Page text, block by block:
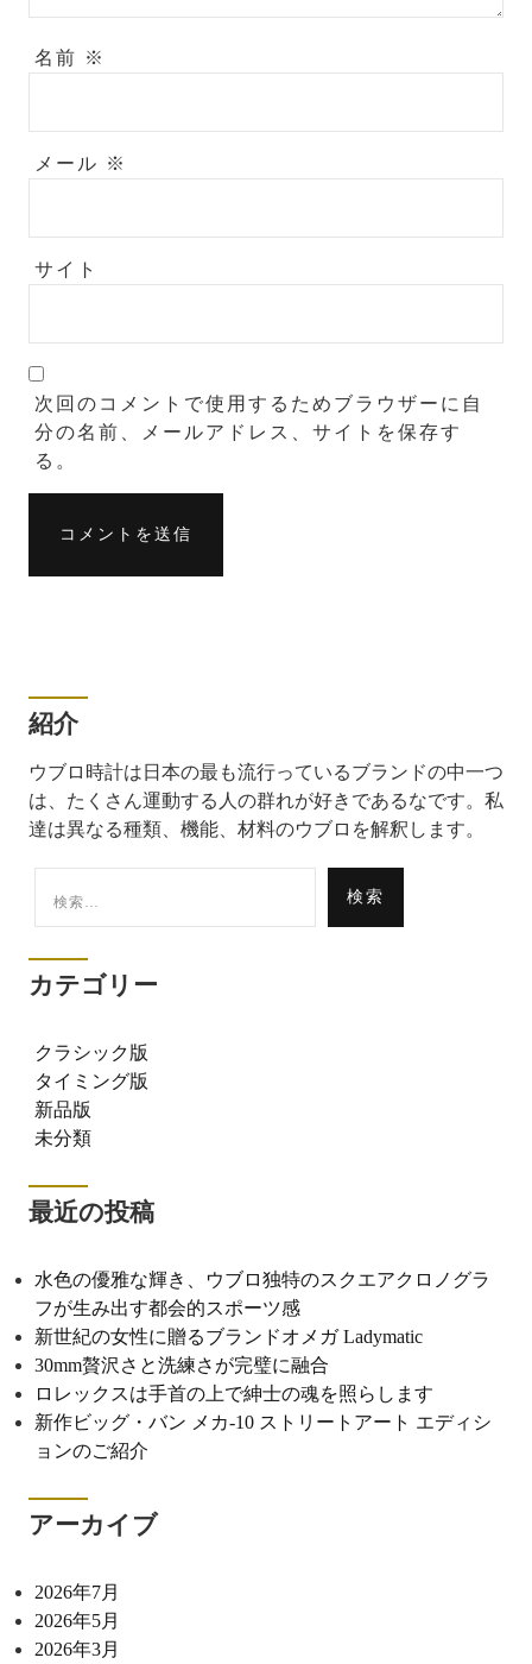
名前 ※
メール ※
サイト
次回のコメントで使用するためブラウザーに自
分の名前、メールアドレス、サイトを保存す
る。
紹介
ウブロ時計は日本の最も流行っているブランドの中一つ
は、たくさん運動する人の群れが好きであるなです。私
達は異なる種類、機能、材料のウブロを解釈します。
索:
カテゴリー
クラシック版
タイミング版
新品版
未分類
最近の投稿
水色の優雅な輝き、ウブロ独特のスクエアクロノグラ
フが生み出す都会的スポーツ感
新世紀の女性に贈るブランドオメガ Ladymatic
30mm贅沢さと洗練さが完璧に融合
ロレックスは手首の上で紳士の魂を照らします
新作ビッグ・バン メカ-10 ストリートアート エディシ
ョンのご紹介
アーカイブ
2026年7月
2026年5月
2026年3月